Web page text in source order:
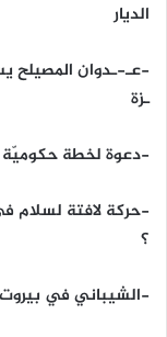
الديار
-عـ-ـدوان المصيلح
ـزة
-دعوة لخطة
-حركة لافتة لسلام
؟
-الشيباني في